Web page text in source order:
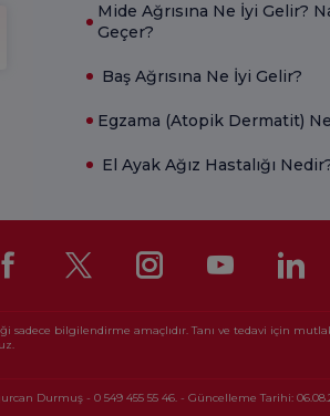
Mide Ağrısına Ne İyi Gelir?
Geçer?
Baş Ağrısına Ne İyi Gelir?
Egzama (Atopik Dermatit)
El Ayak Ağız Hastalığı
sadece bilgilendirme amaçlıdır. Tanı ve tedavi için
Durmuş - 0 549 455 55 46. - Güncelleme Tarihi: